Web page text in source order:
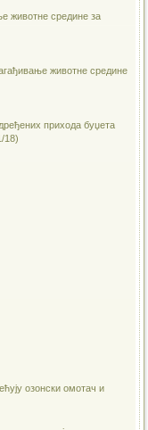
животне средине за
животне средине
прихода буџета
18)
озонски омотач и